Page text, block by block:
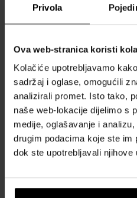
Privola
Ova web-stranica koristi
Kolačiće upotrebljavamo
sadržaj i oglase, omogućili
analizirali promet. Isto tako,
naše web-lokacije dijelimo s
medije, oglašavanje i
drugim podacima koje ste im
dok ste upotrebljavali njihove
Opći uvjeti poslovanja
OBRAZAC ZA REKLAMACIJU
Način dostave
Kada ću dobiti naručenu robu?
Zašto parfemi i satovi od nas?
Što je tester parfema?
Vodootpornost satova
Često postavljana pitanja
Zašto se registrirati?